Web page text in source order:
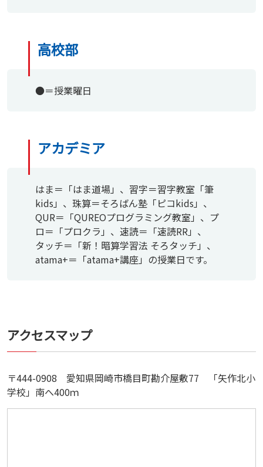
高校部
●＝授業曜日
アカデミア
はま＝「はま道場」、習字＝習字教室「筆
kids」、珠算＝そろばん塾「ピコkids」、
QUR＝「QUREOプログラミング教室」、プ
ロ＝「プロクラ」、速読＝「速読RR」、
タッチ＝「新！暗算学習法 そろタッチ」、
atama+＝「atama+講座」の授業日です。
アクセスマップ
〒444-0908 愛知県岡崎市橋目町勘介屋敷77 「矢作北小
学校」南へ400ｍ